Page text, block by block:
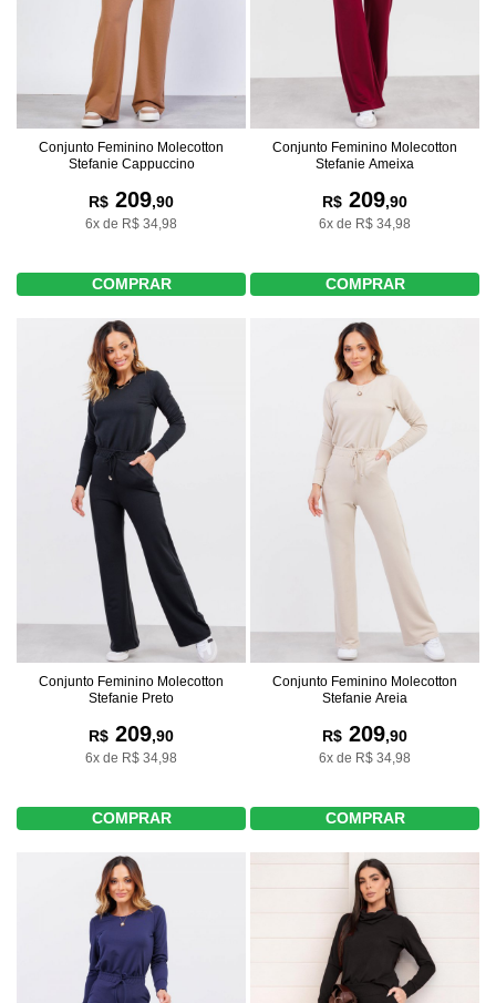
Conjunto Feminino Molecotton
Stefanie Cappuccino
R$ 209,90
6x de R$ 34,98
COMPRAR
Conjunto Feminino Molecotton
Stefanie Ameixa
R$ 209,90
6x de R$ 34,98
COMPRAR
Conjunto Feminino Molecotton
Stefanie Preto
R$ 209,90
6x de R$ 34,98
COMPRAR
Conjunto Feminino Molecotton
Stefanie Areia
R$ 209,90
6x de R$ 34,98
COMPRAR